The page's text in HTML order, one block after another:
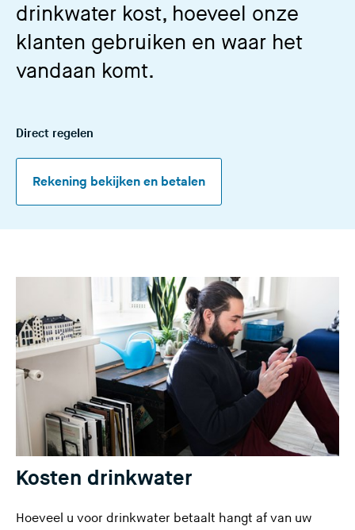
)
drinkwater kost, hoeveel onze
klanten gebruiken en waar het
vandaan komt.
Direct regelen
Rekening bekijken en betalen
Kosten drinkwater
Hoeveel u voor drinkwater betaalt hangt af van uw